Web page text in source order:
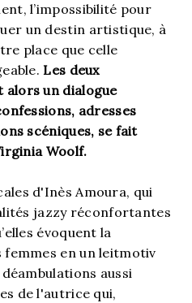
l’impossibilité pour
un destin artistique, à
place que celle
Les deux
alors un dialogue
adresses
scéniques, se fait
Woolf.
d'Inès Amoura, qui
jazzy réconfortantes
évoquent la
en un leitmotiv
aussi
de l'autrice qui,